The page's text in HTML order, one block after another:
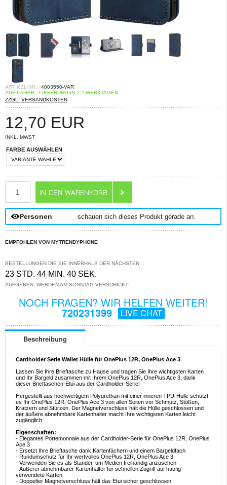
ARTIKEL-NR.: 4003550-VAR
AUF LAGER - LIEFERUNG IN 1-2 WERKTAGEN
ZZGL. VERSANDKOSTEN
12,70 EUR
INKL. MWST
FARBE AUSWÄHLEN
Personen schauen sich dieses Produkt gerade an.
EMPFOHLEN VON MYTRENDYPHONE
BESTELLUNGEN DIE SIE INNERHALB DER NÄCHSTEN
23 STD. 44 MIN. 40 SEK.
AUFGEBEN, WERDEN AM SONNTAG VERSCHICKT!
NOCH FRAGEN? WIR HELFEN WEITER!
720231399 LIVE CHAT
Beschreibung
Cardholder Serie Wallet Hülle für OnePlus 12R, OnePlus Ace 3
Lassen Sie Ihre Brieftasche zu Hause und tragen Sie Ihre wichtigsten Karten
und Ihr Bargeld zusammen mit Ihrem OnePlus 12R, OnePlus Ace 3, dank
dieser Brieftaschen-Etui aus der Cardholder-Serie!
Hergestellt aus hochwertigem Polyurethan mit einer inneren TPU-Hülle schützt
es Ihr OnePlus 12R, OnePlus Ace 3 von allen Seiten vor Schmutz, Stößen,
Kratzern und Stürzen. Der Magnetverschluss hält die Hülle geschlossen und
der äußere abnehmbare Kartenhalter macht Ihre wichtigsten Karten leicht
zugänglich.
Eigenschaften:
- Elegantes Portemonnaie aus der Cardholder-Serie für OnePlus 12R, OnePlus
Ace 3
- Ersetzt Ihre Brieftasche dank Kartenfächern und einem Bargeldfach
- Rundumschutz für Ihr wertvolles OnePlus 12R, OnePlus Ace 3
- Verwenden Sie es als Ständer, um Medien freihändig anzusehen
- Äußerer abnehmbarer Kartenhalter für schnellen Zugriff auf häufig
verwendete Karten
- Doppelter Magnetverschluss hält das Etui sicher geschlossen